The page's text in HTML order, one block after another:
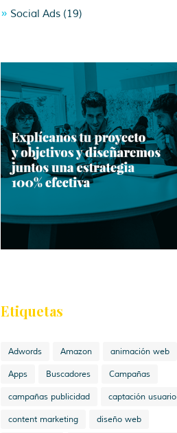
Social Ads (19)
Etiquetas
Adwords Amazon animación web
Apps Buscadores Campañas
campañas publicidad captación usuario
content marketing diseño web